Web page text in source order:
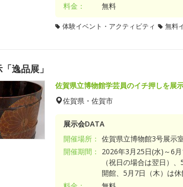
料金：
無料
体験イベント・アクティビティ 無料
逸品展」
佐賀県立博物館学芸員のイチ押しを展
佐賀県・佐賀市
展示会DATA
開催場所： 佐賀県立博物館3号展示
開催期間：
2026年3月25日(水)～6
（祝日の場合は翌日）
開館、5月7日（木）は